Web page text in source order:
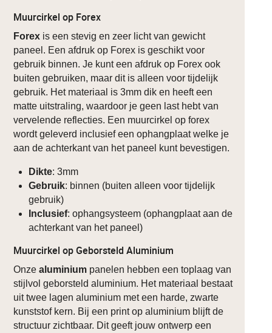
Muurcirkel op Forex
Forex is een stevig en zeer licht van gewicht
paneel. Een afdruk op Forex is geschikt voor
gebruik binnen. Je kunt een afdruk op Forex ook
buiten gebruiken, maar dit is alleen voor tijdelijk
gebruik. Het materiaal is 3mm dik en heeft een
matte uitstraling, waardoor je geen last hebt van
vervelende reflecties. Een muurcirkel op forex
wordt geleverd inclusief een ophangplaat welke je
aan de achterkant van het paneel kunt bevestigen.
Dikte: 3mm
Gebruik: binnen (buiten alleen voor tijdelijk
gebruik)
Inclusief: ophangsysteem (ophangplaat aan de
achterkant van het paneel)
Muurcirkel op Geborsteld Aluminium
Onzealuminium panelen hebben een toplaag van
stijlvol geborsteld aluminium. Het materiaal bestaat
uit twee lagen aluminium met een harde, zwarte
kunststof kern. Bij een print op aluminium blijft de
structuur zichtbaar. Dit geeft jouw ontwerp een